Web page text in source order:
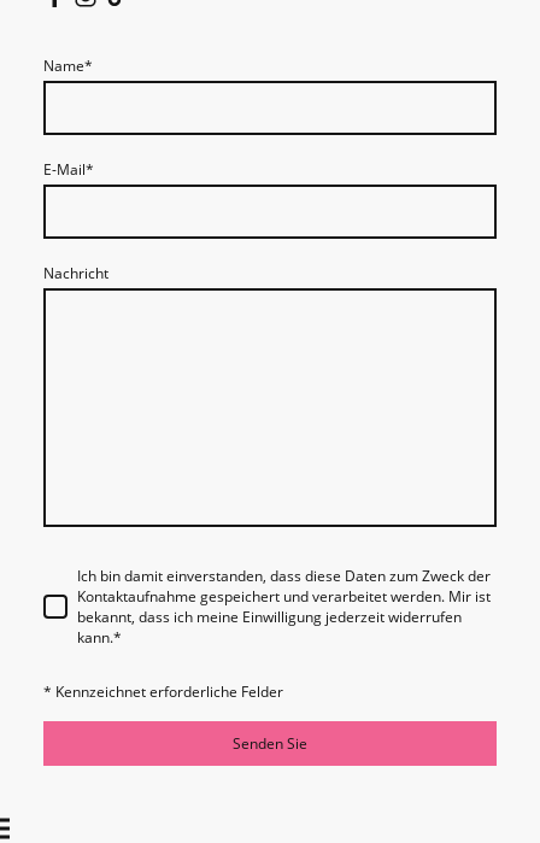
Name*
E-Mail*
Nachricht
Ich bin damit einverstanden, dass diese Daten zum Zweck der
Kontaktaufnahme gespeichert und verarbeitet werden. Mir ist
bekannt, dass ich meine Einwilligung jederzeit widerrufen
kann.*
* Kennzeichnet erforderliche Felder
Senden Sie